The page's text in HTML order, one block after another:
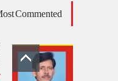
Commented